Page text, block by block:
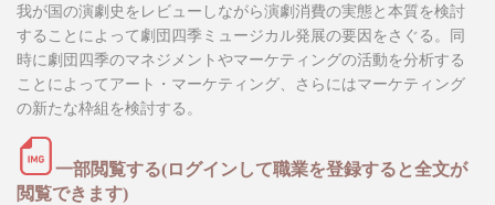
我が国の演劇史をレビューしながら演劇消費の実態と本質を検討
することによって劇団四季ミュージカル発展の要因をさぐる。同
時に劇団四季のマネジメントやマーケティングの活動を分析する
ことによってアート・マーケティング、さらにはマーケティング
の新たな枠組を検討する。
一部閲覧する(ログインして職業を登録すると全文が
閲覧できます)